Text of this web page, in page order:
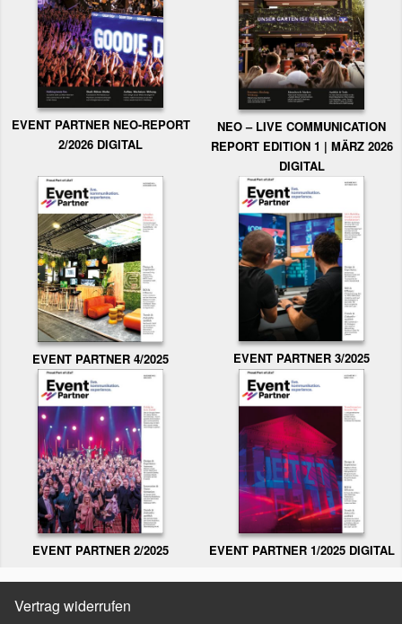
EVENT PARTNER NEO-REPORT
2/2026 DIGITAL
NEO – LIVE COMMUNICATION
REPORT EDITION 1 | MÄRZ 2026
DIGITAL
EVENT PARTNER 4/2025 EVENT PARTNER 3/2025
EVENT PARTNER 2/2025 EVENT PARTNER 1/2025 DIGITAL
Vertrag widerrufen